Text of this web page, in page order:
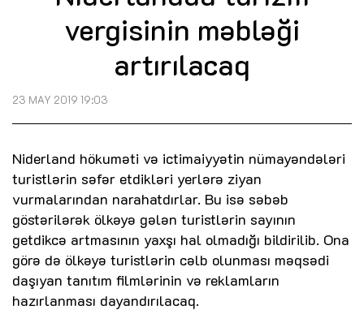
vergisinin məbləği
artırılacaq
23 MAY 2019 19:03
Niderland hökuməti və ictimaiyyətin nümayəndələri
turistlərin səfər etdikləri yerlərə ziyan
vurmalarından narahatdırlar. Bu isə səbəb
göstərilərək ölkəyə gələn turistlərin sayının
getdikcə artmasının yaxşı hal olmadığı bildirilib. Ona
görə də ölkəyə turistlərin cəlb olunması məqsədi
daşıyan tanıtım filmlərinin və reklamların
hazırlanması dayandırılacaq.